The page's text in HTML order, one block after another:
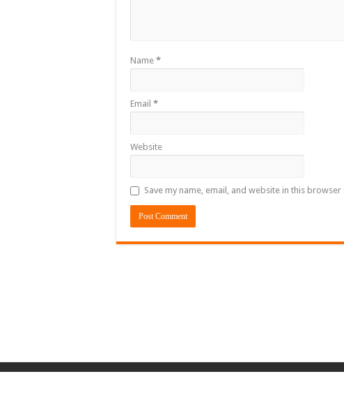
Name *
Email *
Website
Save my name, email, and website in this